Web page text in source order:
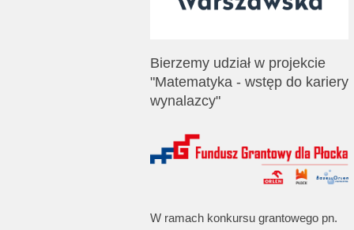
Bierzemy udział w projekcie
"Matematyka - wstęp do kariery
wynalazcy"
W ramach konkursu grantowego pn.